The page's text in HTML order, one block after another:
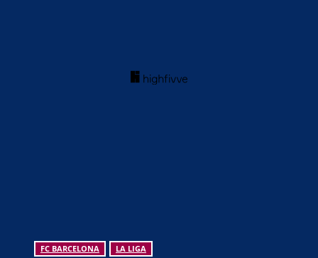
FC BARCELONA LA LIGA